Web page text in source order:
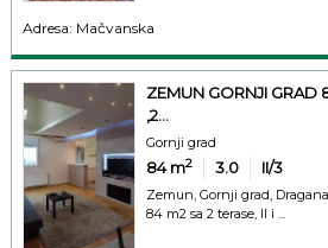
Adresa: Mačvanska
ZEMUN GORNJI GRAD
,2...
Gornji grad
84m2 3.0 II/3
Zemun, Gornji grad, Dragana
84 m2 sa 2 terase, II i ...